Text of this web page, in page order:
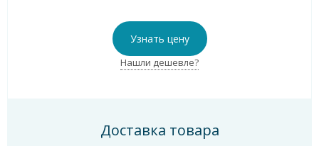
Узнать цену
Нашли дешевле?
Доставка товара